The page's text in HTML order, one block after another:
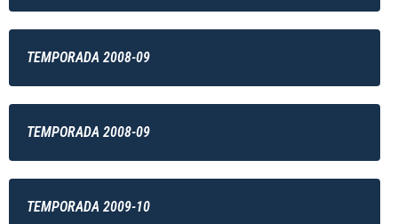
TEMPORADA 2008-09
TEMPORADA 2008-09
TEMPORADA 2009-10